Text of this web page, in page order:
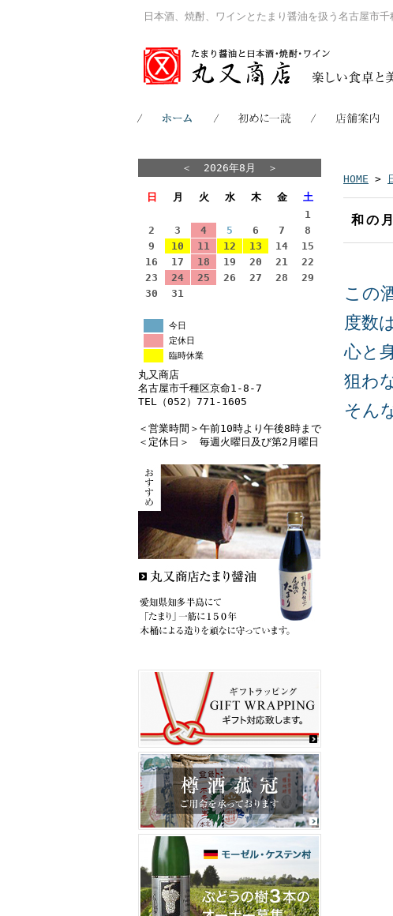
日本酒、焼酎、ワインとたまり醤油を扱う名古屋市千
＜ 2026年8月 ＞
日 月 火 水 木 金 土
1
2
3 4 5 6 7
8
9
10 11 12 13 14
15
16
17 18 19 20 21
22
23
24 25 26 27 28
29
30
31
今日
定休日
臨時休業
丸又商店
名古屋市千種区京命1-8-7
TEL（052）771-1605
＜営業時間＞午前10時より午後8時まで
＜定休日＞ 毎週火曜日及び第2月曜日
HOME >
和の
この
度数
心と
狙わ
そん